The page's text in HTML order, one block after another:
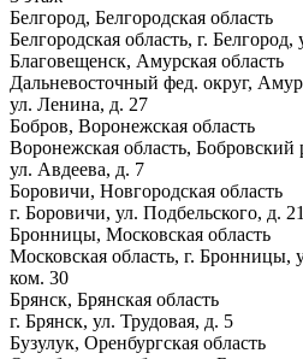
Белгород, Белгородская область
Белгородская область, г.
Благовещенск, Амурская область
Дальневосточный фед. округ,
ул. Ленина, д. 27
Бобров, Воронежская область
Воронежская область, Бобровский
ул. Авдеева, д. 7
Боровичи, Новгородская область
г. Боровичи, ул. Подбельского, д.
Бронницы, Московская область
Московская область, г. Бронницы,
ком. 30
Брянск, Брянская область
г. Брянск, ул. Трудовая, д. 5
Бузулук, Оренбургская область